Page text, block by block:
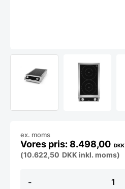
-
dobbelt
8.498,00 DKK
ex. moms
(10.622,50 DKK inkl. moms)